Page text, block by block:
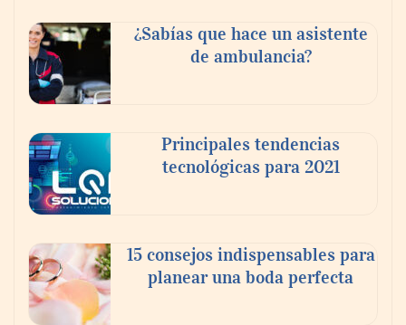
La luz roja, el nuevo aftersun, actúa en la
recuperación de la piel después del sol
Eulalia Roig lanza ‘The Journal’, una
¿Sabías que hace un asistente
de ambulancia?
Principales tendencias
tecnológicas para 2021
15 consejos indispensables para
planear una boda perfecta